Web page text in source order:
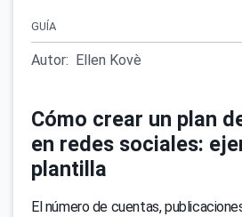
GUÍA
Autor: Ellen Kovè
Cómo crear un plan
en redes sociales:
plantilla
El número de cuentas,